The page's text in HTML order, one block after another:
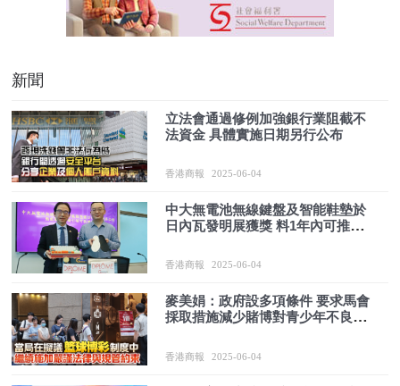
新聞
立法會通過修例加強銀行業阻截不
法資金 具體實施日期另行公布
香港商報 2025-06-04
中大無電池無線鍵盤及智能鞋墊於
日內瓦發明展獲獎 料1年內可推出
香港商報 2025-06-04
麥美娟：政府設多項條件 要求馬會
採取措施減少賭博對青少年不良影
香港商報 2025-06-04